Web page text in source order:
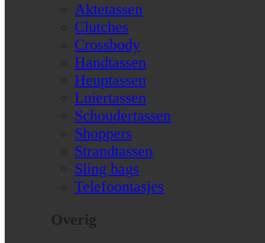
Aktetassen
Clutches
Crossbody
Handtassen
Heuptassen
Luiertassen
Schoudertassen
Shoppers
Strandtassen
Sling bags
Telefoontasjes
Overig